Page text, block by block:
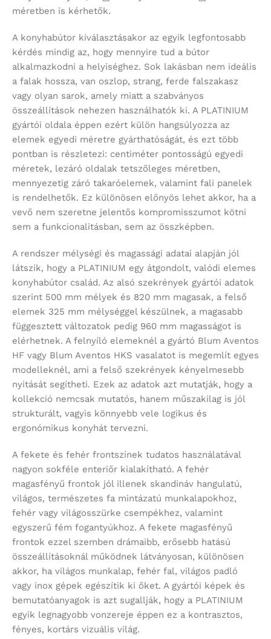
méretben is kérhetők.
A konyhabútor kiválasztásakor az egyik legfontosabb
kérdés mindig az, hogy mennyire tud a bútor
alkalmazkodni a helyiséghez. Sok lakásban nem ideális
a falak hossza, van oszlop, strang, ferde falszakasz
vagy olyan sarok, amely miatt a szabványos
összeállítások nehezen használhatók ki. A PLATINIUM
gyártói oldala éppen ezért külön hangsúlyozza az
elemek egyedi méretre gyárthatóságát, és ezt több
pontban is részletezi: centiméter pontosságú egyedi
méretek, lezáró oldalak tetszőleges méretben,
mennyezetig záró takaróelemek, valamint fali panelek
is rendelhetők. Ez különösen előnyös lehet akkor, ha a
vevő nem szeretne jelentős kompromisszumot kötni
sem a funkcionalitásban, sem az összképben.
A rendszer mélységi és magassági adatai alapján jól
látszik, hogy a PLATINIUM egy átgondolt, valódi elemes
konyhabútor család. Az alsó szekrények gyártói adatok
szerint 500 mm mélyek és 820 mm magasak, a felső
elemek 325 mm mélységgel készülnek, a magasabb
függesztett változatok pedig 960 mm magasságot is
elérhetnek. A felnyíló elemeknél a gyártó Blum Aventos
HF vagy Blum Aventos HKS vasalatot is megemlít egyes
modelleknél, ami a felső szekrények kényelmesebb
nyitását segítheti. Ezek az adatok azt mutatják, hogy a
kollekció nemcsak mutatós, hanem műszakilag is jól
strukturált, vagyis könnyebb vele logikus és
ergonómikus konyhát tervezni.
A fekete és fehér frontszínek tudatos használatával
nagyon sokféle enteriőr kialakítható. A fehér
magasfényű frontok jól illenek skandináv hangulatú,
világos, természetes fa mintázatú munkalapokhoz,
fehér vagy világosszürke csempékhez, valamint
egyszerű fém fogantyúkhoz. A fekete magasfényű
frontok ezzel szemben drámaibb, erősebb hatású
összeállításoknál működnek látványosan, különösen
akkor, ha világos munkalap, fehér fal, világos padló
vagy inox gépek egészítik ki őket. A gyártói képek és
bemutatóanyagok is azt sugallják, hogy a PLATINIUM
egyik legnagyobb vonzereje éppen ez a kontrasztos,
fényes, kortárs vizuális világ.